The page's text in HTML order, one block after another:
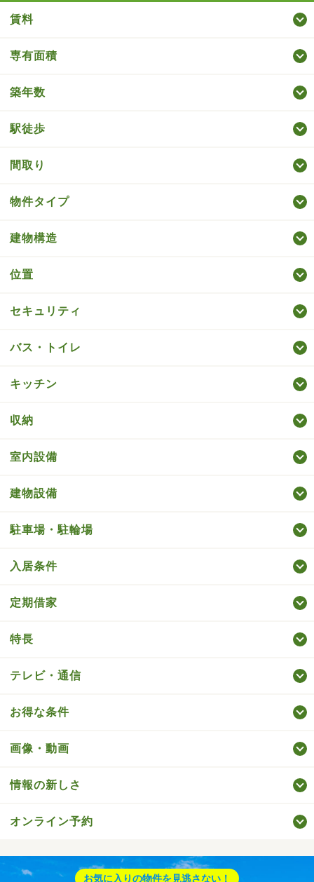
賃料
専有面積
築年数
駅徒歩
間取り
物件タイプ
建物構造
位置
セキュリティ
バス・トイレ
キッチン
収納
室内設備
建物設備
駐車場・駐輪場
入居条件
定期借家
特長
テレビ・通信
お得な条件
画像・動画
情報の新しさ
オンライン予約
お気に入りの物件を見逃さない！